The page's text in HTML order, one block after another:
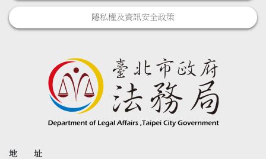
隱私權及資訊安全政策
地 址